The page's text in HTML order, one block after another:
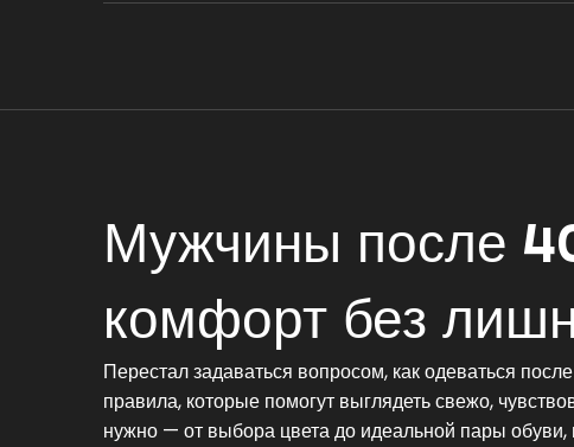
Мужчины после
комфорт без
Перестал задаваться вопросом, как одеваться
правила, которые помогут выглядеть свежо,
нужно — от выбора цвета до идеальной пары